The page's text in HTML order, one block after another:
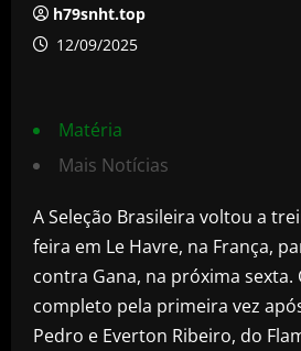
h79snht.top
12/09/2025
Matéria
Mais Notícias
A Seleção Brasileira voltou a
feira em Le Havre, na França,
contra Gana, na próxima sexta.
completo pela primeira vez
Pedro e Everton Ribeiro, do